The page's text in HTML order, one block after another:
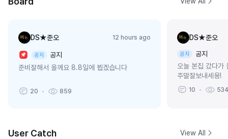
DS★준오 12 hours ago
공지
공지
준비잘해서 올께요 8.8일에 뵙겠습니다
20 859
DS★준오
공지
공지
오늘 본집 갔다가
주말잘보내세용!
10
User Catch View All